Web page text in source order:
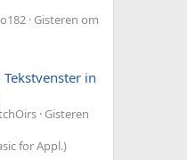
Gisteren om
Tekstvenster in
Gisteren
for Appl.)